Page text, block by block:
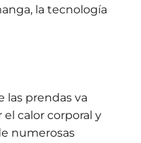
la tecnología
las prendas va
calor corporal y
numerosas